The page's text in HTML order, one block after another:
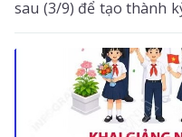
sau (3/9) để tạo thành